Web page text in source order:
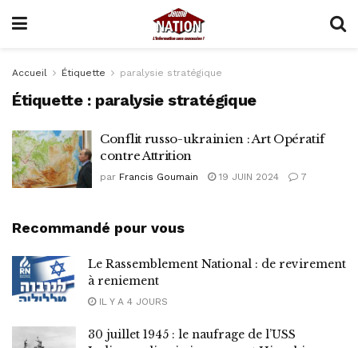
Accueil Étiquette paralysie stratégique
Étiquette : paralysie stratégique
Conflit russo-ukrainien : Art Opératif
contre Attrition
par Francis Goumain 19 JUIN 2024 7
Recommandé pour vous
Le Rassemblement National : de revirement
à reniement
IL Y A 4 JOURS
30 juillet 1945 : le naufrage de l’USS